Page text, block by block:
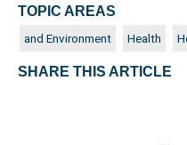
TOPIC AREAS
and Environment Health
SHARE THIS ARTICLE